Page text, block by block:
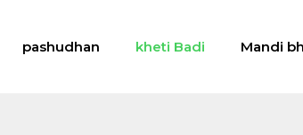
pashudhan kheti Badi Mandi